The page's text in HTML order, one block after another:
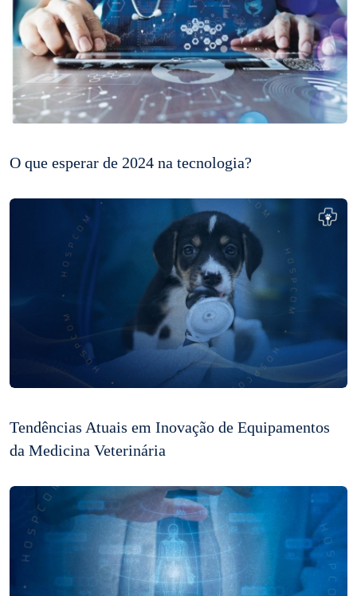
O que esperar de 2024 na tecnologia?
Tendências Atuais em Inovação de Equipamentos
da Medicina Veterinária